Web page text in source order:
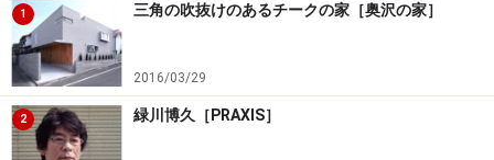
1 三角の吹抜けのあるチークの家［奥沢の家］
2016/03/29
2 緑川博久［PRAXIS］